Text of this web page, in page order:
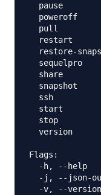
pause
poweroff
pull
restart
restore-
sequelpro
share
snapshot
ssh
start
stop
version
Flags:
-h, --help
-j, --json-
-v, --